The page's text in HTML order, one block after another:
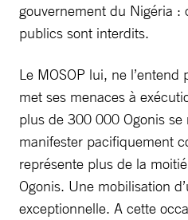
gouvernement du Nigéria :
publics sont interdits.
Le MOSOP lui, ne l’entend
met ses menaces à
plus de 300 000 Ogonis
manifester pacifiquement
représente plus de la
Ogonis. Une mobilisation
exceptionnelle. A cette